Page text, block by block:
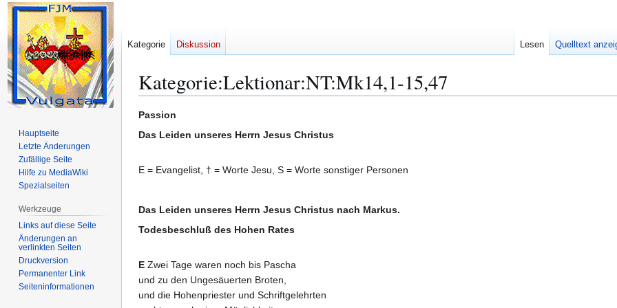
Kategorie:Lektionar:NT:Mk14,1-15,47
Zur
Navigation
Zur
Suche
Passion
Das Leiden unseres Herrn Jesus Christus
E = Evangelist, † = Worte Jesu, S = Worte sonstiger Personen
Das Leiden unseres Herrn Jesus Christus nach Markus.
Todesbeschluß des Hohen Rates
E Zwei Tage waren noch bis Pascha
und zu den Ungesäuerten Broten,
und die Hohenpriester und Schriftgelehrten
Kategorie Diskussion Lesen Quelltext
Hauptseite
Letzte Änderungen
Zufällige Seite
Hilfe zu MediaWiki
Spezialseiten
Werkzeuge
Links auf diese Seite
Änderungen an
verlinkten Seiten
Druckversion
Permanenter Link
Seiten­­informationen